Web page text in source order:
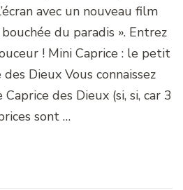
avec un nouveau film
du paradis ». Entrez
! Mini Caprice : le petit
Dieux Vous connaissez
des Dieux (si, si, car 3
sont …